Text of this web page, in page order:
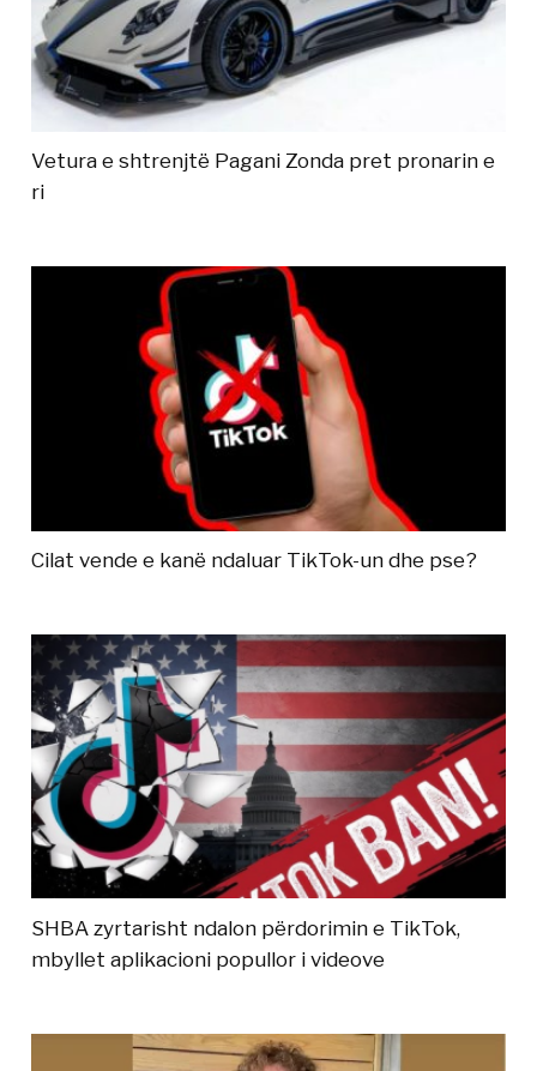
Vetura e shtrenjtë Pagani Zonda pret pronarin e
ri
Cilat vende e kanë ndaluar TikTok-un dhe pse?
SHBA zyrtarisht ndalon përdorimin e TikTok,
mbyllet aplikacioni popullor i videove